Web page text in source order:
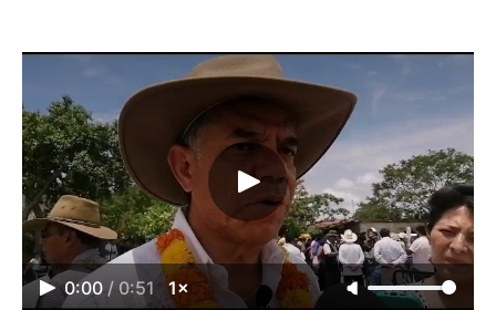
0:00 / 0:51 1×